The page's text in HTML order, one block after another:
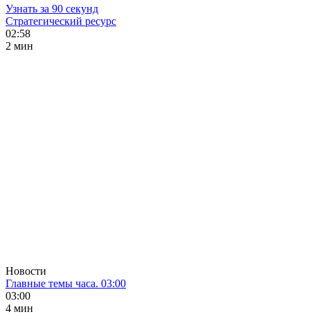
Узнать за 90 секунд
Стратегический ресурс
02:58
2 мин
Новости
Главные темы часа. 03:00
03:00
4 мин